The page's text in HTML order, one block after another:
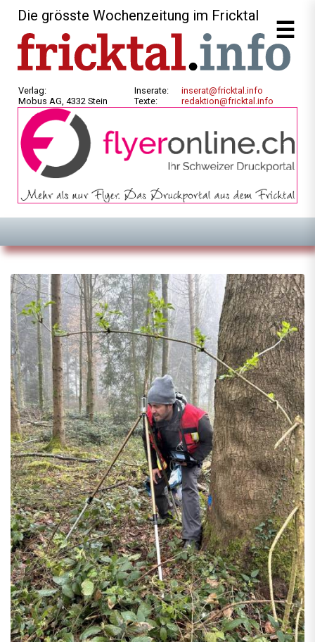
Die grösste Wochenzeitung im Fricktal
Verlag:
Mobus AG, 4332 Stein
Inserate:
Texte:
inserat@fricktal.info
redaktion@fricktal.info